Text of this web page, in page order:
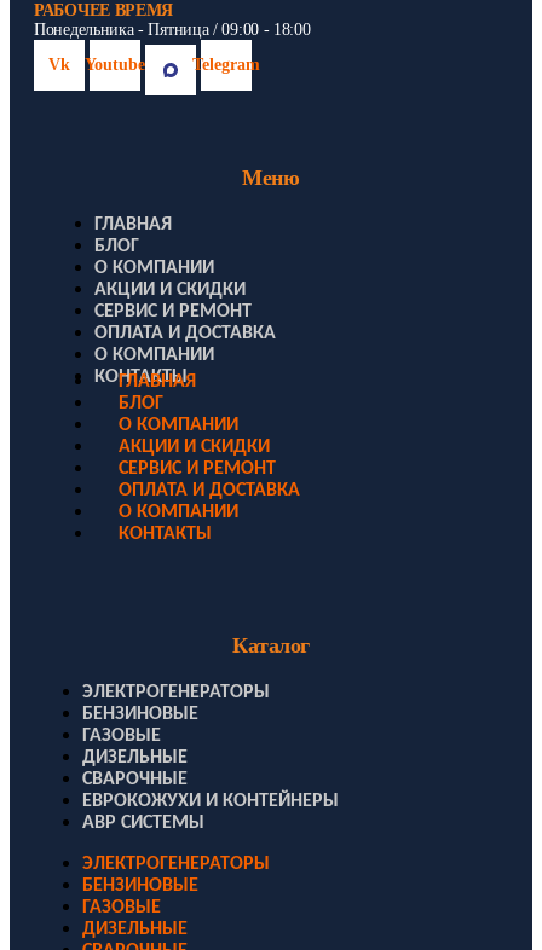
РАБОЧЕЕ ВРЕМЯ
Понедельника - Пятница / 09:00 - 18:00
Vk
Youtube Telegram
Меню
ГЛАВНАЯ
БЛОГ
О КОМПАНИИ
АКЦИИ И СКИДКИ
СЕРВИС И РЕМОНТ
ОПЛАТА И ДОСТАВКА
О КОМПАНИИ
КОНТАКТЫ
ГЛАВНАЯ
БЛОГ
О КОМПАНИИ
АКЦИИ И СКИДКИ
СЕРВИС И РЕМОНТ
ОПЛАТА И ДОСТАВКА
О КОМПАНИИ
КОНТАКТЫ
Каталог
ЭЛЕКТРОГЕНЕРАТОРЫ
БЕНЗИНОВЫЕ
ГАЗОВЫЕ
ДИЗЕЛЬНЫЕ
СВАРОЧНЫЕ
ЕВРОКОЖУХИ И КОНТЕЙНЕРЫ
АВР СИСТЕМЫ
ЭЛЕКТРОГЕНЕРАТОРЫ
БЕНЗИНОВЫЕ
ГАЗОВЫЕ
ДИЗЕЛЬНЫЕ